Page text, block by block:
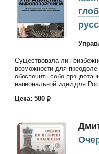
Существовала ли
возможности для
обеспечить себе
национальной идеи для
Цена: 580